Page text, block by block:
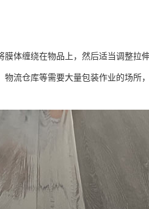
体缠绕在物品上，然后适当调整拉
流仓库等需要大量包装作业的场所